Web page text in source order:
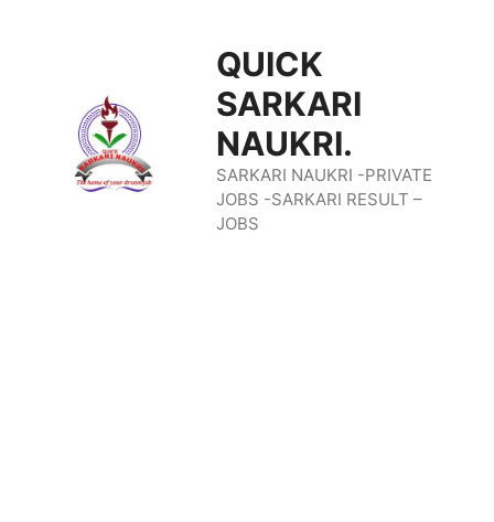
Content
QUICK
SARKARI
NAUKRI.
SARKARI NAUKRI -PRIVATE
JOBS -SARKARI RESULT –
JOBS